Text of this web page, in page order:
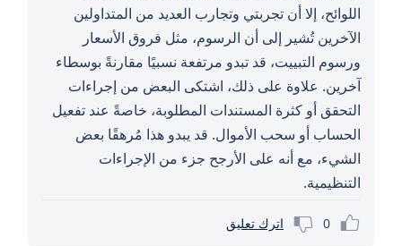
اللوائح، إلا أن تجربتي وتجارب العديد من المتداولين
الآخرين تُشير إلى أن الرسوم، مثل فروق الأسعار
ورسوم التبييت، قد تبدو مرتفعة نسبيًا مقارنةً بوسطاء
آخرين. علاوة على ذلك، اشتكى البعض من إجراءات
التحقق أو كثرة المستندات المطلوبة، خاصةً عند تفعيل
الحساب أو سحب الأموال. قد يبدو هذا مُرهقًا بعض
الشيء، مع أنه على الأرجح جزء من الإجراءات
التنظيمية.
0 اترك تعليق